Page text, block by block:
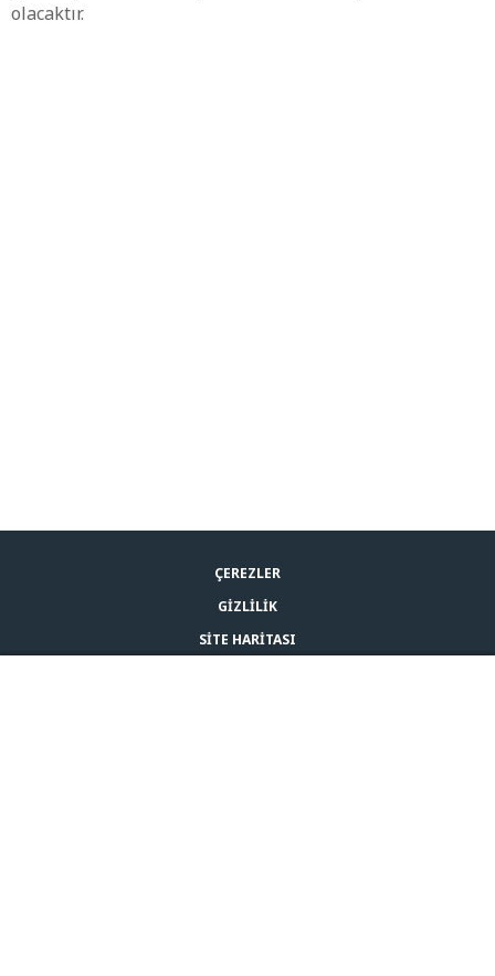
olacaktır.
ÇEREZLER
GIZLILIK
SITE HARITASI